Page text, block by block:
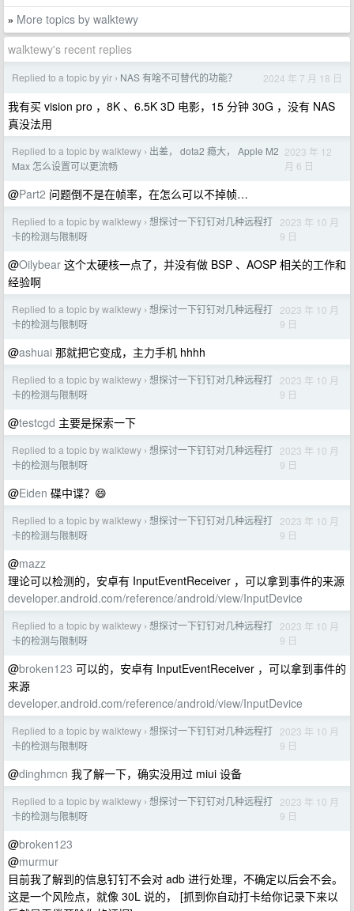
» More topics by walktewy
walktewy's recent replies
Replied to a topic by yir › NAS 有啥不可替代的功能？ 2024 年 7 月 18 日
我有买 vision pro ，8K 、6.5K 3D 电影，15 分钟 30G ，没有 NAS
真没法用
Replied to a topic by walktewy › 出差， dota2 瘾大， Apple M2
Max 怎么设置可以更流畅
2023 年 12
月 6 日
@Part2 问题倒不是在帧率，在怎么可以不掉帧…
Replied to a topic by walktewy › 想探讨一下钉钉对几种远程打
卡的检测与限制呀
2023 年 10 月
9 日
@Oilybear 这个太硬核一点了，并没有做 BSP 、AOSP 相关的工作和
经验啊
Replied to a topic by walktewy › 想探讨一下钉钉对几种远程打
卡的检测与限制呀
2023 年 10 月
9 日
@ashuai 那就把它变成，主力手机 hhhh
Replied to a topic by walktewy › 想探讨一下钉钉对几种远程打
卡的检测与限制呀
2023 年 10 月
9 日
@testcgd 主要是探索一下
Replied to a topic by walktewy › 想探讨一下钉钉对几种远程打
卡的检测与限制呀
2023 年 10 月
9 日
@Eiden 碟中谍？😄
Replied to a topic by walktewy › 想探讨一下钉钉对几种远程打
卡的检测与限制呀
2023 年 10 月
9 日
@mazz
理论可以检测的，安卓有 InputEventReceiver ，可以拿到事件的来源
developer.android.com/reference/android/view/InputDevice
Replied to a topic by walktewy › 想探讨一下钉钉对几种远程打
卡的检测与限制呀
2023 年 10 月
9 日
@broken123 可以的，安卓有 InputEventReceiver ，可以拿到事件的
来源
developer.android.com/reference/android/view/InputDevice
Replied to a topic by walktewy › 想探讨一下钉钉对几种远程打
卡的检测与限制呀
2023 年 10 月
9 日
@dinghmcn 我了解一下，确实没用过 miui 设备
Replied to a topic by walktewy › 想探讨一下钉钉对几种远程打
卡的检测与限制呀
2023 年 10 月
9 日
@broken123
@murmur
目前我了解到的信息钉钉不会对 adb 进行处理，不确定以后会不会。
这是一个风险点，就像 30L 说的， [抓到你自动打卡给你记录下来以